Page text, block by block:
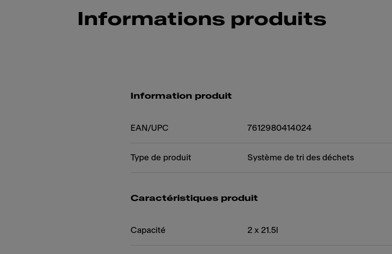
Informations produits
Information produit
EAN/UPC 7612980414024
Type de produit Système de tri des déchets
Caractéristiques produit
Capacité 2 x 21.5l